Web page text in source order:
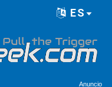
ES
Anuncio